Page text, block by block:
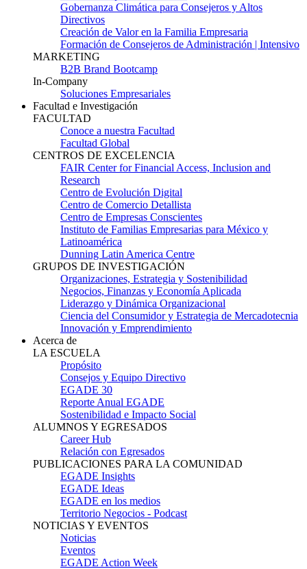
Gobernanza Climática para Consejeros y Altos
Directivos
Creación de Valor en la Familia Empresaria
Formación de Consejeros de Administración | Intensivo
MARKETING
B2B Brand Bootcamp
In-Company
Soluciones Empresariales
Facultad e Investigación
FACULTAD
Conoce a nuestra Facultad
Facultad Global
CENTROS DE EXCELENCIA
FAIR Center for Financial Access, Inclusion and
Research
Centro de Evolución Digital
Centro de Comercio Detallista
Centro de Empresas Conscientes
Instituto de Familias Empresarias para México y
Latinoamérica
Dunning Latin America Centre
GRUPOS DE INVESTIGACIÓN
Organizaciones, Estrategia y Sostenibilidad
Negocios, Finanzas y Economía Aplicada
Liderazgo y Dinámica Organizacional
Ciencia del Consumidor y Estrategia de Mercadotecnia
Innovación y Emprendimiento
Acerca de
LA ESCUELA
Propósito
Consejos y Equipo Directivo
EGADE 30
Reporte Anual EGADE
Sostenibilidad e Impacto Social
ALUMNOS Y EGRESADOS
Career Hub
Relación con Egresados
PUBLICACIONES PARA LA COMUNIDAD
EGADE Insights
EGADE Ideas
EGADE en los medios
Territorio Negocios - Podcast
NOTICIAS Y EVENTOS
Noticias
Eventos
EGADE Action Week